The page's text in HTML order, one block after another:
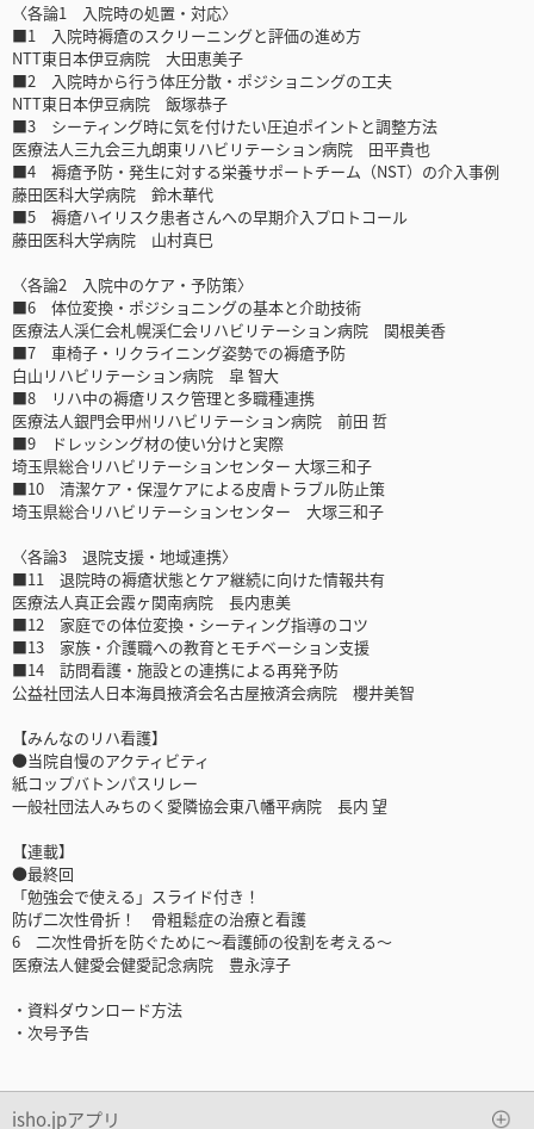
〈各論1 入院時の処置・対応〉
■1 入院時褥瘡のスクリーニングと評価の進め方
NTT東日本伊豆病院 大田恵美子
■2 入院時から行う体圧分散・ポジショニングの工夫
NTT東日本伊豆病院 飯塚恭子
■3 シーティング時に気を付けたい圧迫ポイントと調整方法
医療法人三九会三九朗東リハビリテーション病院 田平貴也
■4 褥瘡予防・発生に対する栄養サポートチーム（NST）の介入事例
藤田医科大学病院 鈴木華代
■5 褥瘡ハイリスク患者さんへの早期介入プロトコール
藤田医科大学病院 山村真巳
〈各論2 入院中のケア・予防策〉
■6 体位変換・ポジショニングの基本と介助技術
医療法人渓仁会札幌渓仁会リハビリテーション病院 関根美香
■7 車椅子・リクライニング姿勢での褥瘡予防
白山リハビリテーション病院 皐 智大
■8 リハ中の褥瘡リスク管理と多職種連携
医療法人銀門会甲州リハビリテーション病院 前田 哲
■9 ドレッシング材の使い分けと実際
埼玉県総合リハビリテーションセンター 大塚三和子
■10 清潔ケア・保湿ケアによる皮膚トラブル防止策
埼玉県総合リハビリテーションセンター 大塚三和子
〈各論3 退院支援・地域連携〉
■11 退院時の褥瘡状態とケア継続に向けた情報共有
医療法人真正会霞ヶ関南病院 長内恵美
■12 家庭での体位変換・シーティング指導のコツ
■13 家族・介護職への教育とモチベーション支援
■14 訪問看護・施設との連携による再発予防
公益社団法人日本海員掖済会名古屋掖済会病院 櫻井美智
【みんなのリハ看護】
●当院自慢のアクティビティ
紙コップバトンパスリレー
一般社団法人みちのく愛隣協会東八幡平病院 長内 望
【連載】
●最終回
「勉強会で使える」スライド付き！
防げ二次性骨折！ 骨粗鬆症の治療と看護
6 二次性骨折を防ぐために～看護師の役割を考える～
医療法人健愛会健愛記念病院 豊永淳子
・資料ダウンロード方法
・次号予告
isho.jpアプリ